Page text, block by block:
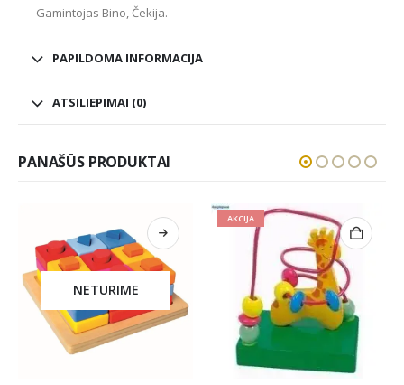
Gamintojas Bino, Čekija.
PAPILDOMA INFORMACIJA
ATSILIEPIMAI (0)
PANAŠŪS PRODUKTAI
AKCIJA
NETURIME